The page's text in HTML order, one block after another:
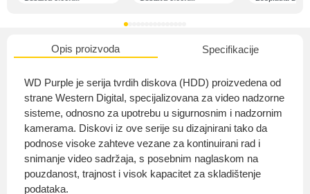
Opis proizvoda Specifikacije
WD Purple je serija tvrdih diskova (HDD) proizvedena od
strane Western Digital, specijalizovana za video nadzorne
sisteme, odnosno za upotrebu u sigurnosnim i nadzornim
kamerama. Diskovi iz ove serije su dizajnirani tako da
podnose visoke zahteve vezane za kontinuirani rad i
snimanje video sadržaja, s posebnim naglaskom na
pouzdanost, trajnost i visok kapacitet za skladištenje
podataka.
O nama
Privatnost kupca